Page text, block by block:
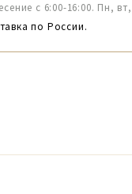
с 6:00-16:00. Пн,
по России.